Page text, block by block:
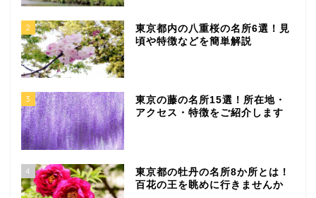
2
東京都内の八重桜の名所6選！見
頃や特徴などを簡単解説
3
東京の藤の名所15選！所在地・
アクセス・特徴をご紹介します
4
東京都の牡丹の名所8か所とは！
百花の王を眺めに行きませんか